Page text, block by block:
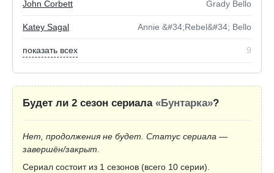
John Corbett Grady Bello
Katey Sagal Annie &#34;Rebel&#34; Bello
показать всех 9
Будет ли 2 сезон сериала «Бунтарка»?
Нет, продолжения не будет. Статус сериала —
завершён/закрыт.
Сериал состоит из 1 сезонов (всего 10 серии).